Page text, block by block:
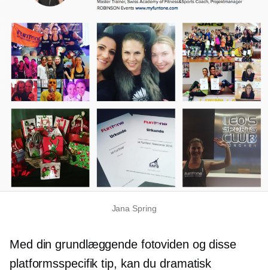
Jana Spring
Med din grundlæggende fotoviden og disse
platformsspecifik tip, kan du dramatisk